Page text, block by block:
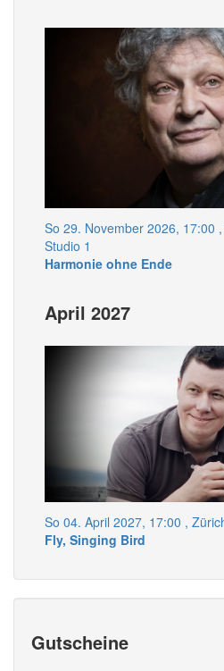
So 29. November 2026, 17:00
Studio 1
Harmonie ohne Ende
April 2027
So 04. April 2027, 17:00 ,
Fly, Singing Bird
Gutscheine